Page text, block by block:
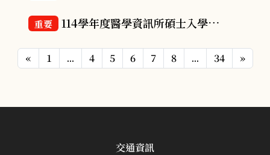
重要 114學年度醫學資訊所碩士入學考試面試時間表及注意事項
« 1 ... 4 5 6 7 8 ... 34 »
交通資訊